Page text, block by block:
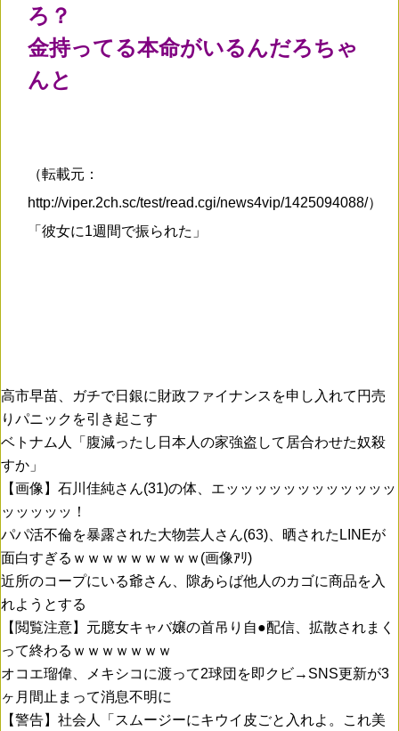
ろ？
金持ってる本命がいるんだろちゃ
んと
（転載元：
http://viper.2ch.sc/test/read.cgi/news4vip/1425094088/）
「彼女に1週間で振られた」
高市早苗、ガチで日銀に財政ファイナンスを申し入れて円売
りパニックを引き起こす
ベトナム人「腹減ったし日本人の家強盗して居合わせた奴殺
すか」
【画像】石川佳純さん(31)の体、エッッッッッッッッッッッッ
ッッッッッ！
パパ活不倫を暴露された大物芸人さん(63)、晒されたLINEが
面白すぎるｗｗｗｗｗｗｗｗｗ(画像ｱﾘ)
近所のコープにいる爺さん、隙あらば他人のカゴに商品を入
れようとする
【閲覧注意】元臆女キャバ嬢の首吊り自●配信、拡散されまく
って終わるｗｗｗｗｗｗｗ
オコエ瑠偉、メキシコに渡って2球団を即クビ→SNS更新が3
ヶ月間止まって消息不明に
【警告】社会人「スムージーにキウイ皮ごと入れよ。これ美